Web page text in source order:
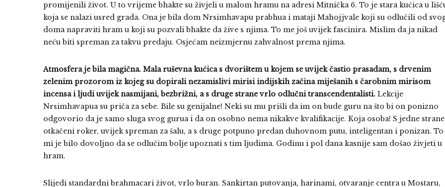
promijenili život. U to vrijeme bhakte su živjeli u malom hramu na adresi Mitnička 6. To je stara kućica u
koja se nalazi usred grada. Ona je bila dom Nrsimhavapu prabhua i mataji Mahojjvale koji su odlučili od
doma napraviti hram u koji su pozvali bhakte da žive s njima. To me još uvijek fascinira. Mislim da ja nikad
neću biti spreman za takvu predaju. Osjećam neizmjernu zahvalnost prema njima.
Atmosfera je bila magična. Mala ruševna kućica s dvorištem u kojem se uvijek častio prasadam, s drvenim
zelenim prozorom iz kojeg su dopirali nezamislivi mirisi indijskih začina miješanih s čarobnim mirisom
incensa i ljudi uvijek nasmijani, bezbrižni, a s druge strane vrlo odlučni transcendentalisti. Lekcije
Nrsimhavapua su priča za sebe. Bile su genijalne! Neki su mu prišli da im on bude guru na što bi on ponizno
odgovorio da je samo sluga svog gurua i da on osobno nema nikakve kvalifikacije. Koja osoba! S jedne strane
otkačeni roker, uvijek spreman za šalu, a s druge potpuno predan duhovnom putu, inteligentan i ponizan. To
mi je bilo dovoljno da se odlučim bolje upoznati s tim ljudima. Godinu i pol dana kasnije sam došao živjeti u
hram.
Slijedi standardni brahmacari život, vrlo buran. Sankirtan putovanja, harinami, otvaranje centra u Mostaru,